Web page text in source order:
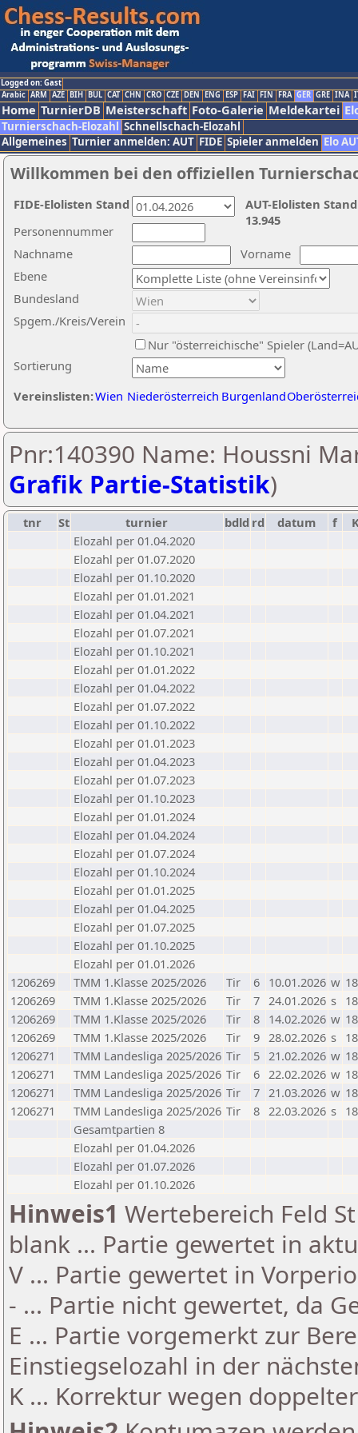
Logged on: Gast
Arabic ARM AZE BIH BUL CAT CHN CRO CZE DEN ENG ESP FAI FIN FRA GER GRE INA
Home TurnierDB Meisterschaft Foto-Galerie Meldekartei
Turnierschach-Elozahl Schnellschach-Elozahl
Allgemeines Turnier anmelden: AUT FIDE Spieler anmelden Elo
Willkommen bei den offiziellen
Nachname
Vorname
Ebene
Sortierung
Personennummer
Bundesland
Spgem./Kreis/Verein
Nur "österreichische" Spieler
Vereinslisten:Wien Niederösterreich Burgenland
AUT-Elolisten
13.945
FIDE-Elolisten Stand
Pnr:140390 Name: Houssni
Grafik Partie-Statistik)
tnr St turnier bdld rd datum f
Elozahl per 01.04.2020
Elozahl per 01.07.2020
Elozahl per 01.10.2020
Elozahl per 01.01.2021
Elozahl per 01.04.2021
Elozahl per 01.07.2021
Elozahl per 01.10.2021
Elozahl per 01.01.2022
Elozahl per 01.04.2022
Elozahl per 01.07.2022
Elozahl per 01.10.2022
Elozahl per 01.01.2023
Elozahl per 01.04.2023
Elozahl per 01.07.2023
Elozahl per 01.10.2023
Elozahl per 01.01.2024
Elozahl per 01.04.2024
Elozahl per 01.07.2024
Elozahl per 01.10.2024
Elozahl per 01.01.2025
Elozahl per 01.04.2025
Elozahl per 01.07.2025
Elozahl per 01.10.2025
Elozahl per 01.01.2026
1206269
TMM 1.Klasse 2025/2026 Tir 6 10.01.2026 w
1206269
TMM 1.Klasse 2025/2026 Tir 7 24.01.2026 s
1206269
TMM 1.Klasse 2025/2026 Tir 8 14.02.2026 w
1206269
TMM 1.Klasse 2025/2026 Tir 9 28.02.2026 s
1206271
TMM Landesliga 2025/2026 Tir 5 21.02.2026 w
1206271
TMM Landesliga 2025/2026 Tir 6 22.02.2026 w
1206271
TMM Landesliga 2025/2026 Tir 7 21.03.2026 w
1206271
TMM Landesliga 2025/2026 Tir 8 22.03.2026 s
Gesamtpartien 8
Elozahl per 01.04.2026
Elozahl per 01.07.2026
Elozahl per 01.10.2026
Hinweis1 Wertebereich Feld
blank ... Partie gewertet in
V ... Partie gewertet in
- ... Partie nicht gewertet, da
E ... Partie vorgemerkt zur
Einstiegselozahl in der
K ... Korrektur wegen